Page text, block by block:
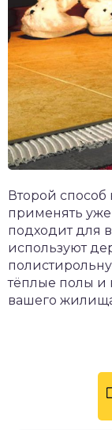
Второй способ
применять
подходит для
используют
тёплые полы и
вашего